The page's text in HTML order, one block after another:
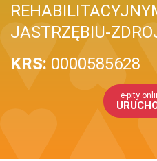
JASTRZĘBIU-
KRS: 0000585628
e-pity